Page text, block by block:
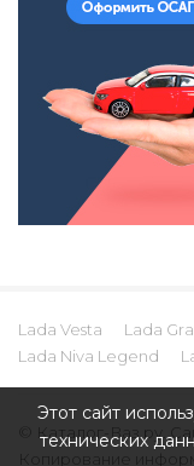
Lada Vesta Lada
Lada Niva Legend
© Каталог-Ваз.ру.
Копирование
Этот сайт
технических